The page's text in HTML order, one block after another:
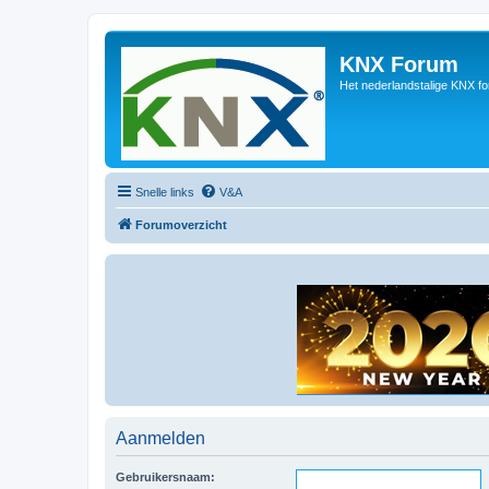
KNX Forum
Het nederlandstalige KNX
Snelle links V&A
Forumoverzicht
Aanmelden
Gebruikersnaam: